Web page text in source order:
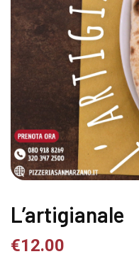
L’artigianale
€12.00